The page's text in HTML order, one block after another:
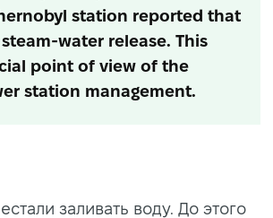
station reported that
water release. This
point of view of the
station management.
заливать воду. До этого